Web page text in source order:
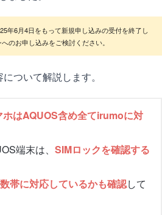
年6月4日をもって新規申し込みの受付を終了し
のお申し込みをご検討ください。
ついて解説します。
はAQUOS含め全てirumoに対
端末は、 SIMロックを確認する
帯に対応しているかも確認して